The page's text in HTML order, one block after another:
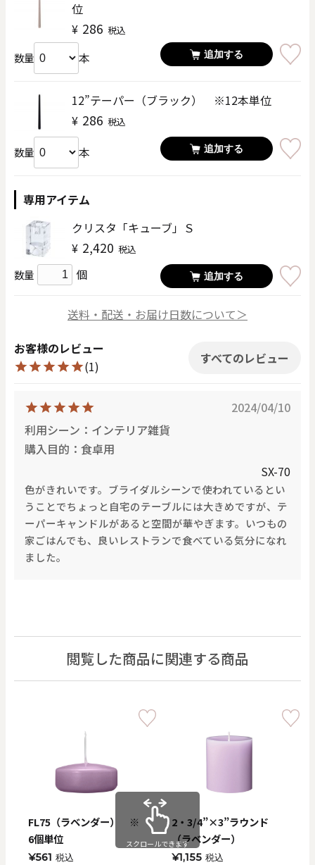
位
¥ 286 税込
数量 本 追加する
12”テーパー（ブラック） ※12本単位
¥ 286 税込
数量 本 追加する
専用アイテム
クリスタ「キューブ」Ｓ
¥ 2,420 税込
数量 個 追加する
送料・配送・お届け日数について＞
お客様のレビュー
(1)
すべてのレビュー
2024/04/10
利用シーン：インテリア雑貨
購入目的：食卓用
SX-70
色がきれいです。ブライダルシーンで使われているとい
うことでちょっと自宅のテーブルには大きめですが、テ
ーパーキャンドルがあると空間が華やぎます。いつもの
家ごはんでも、良いレストランで食べている気分になれ
ました。
閲覧した商品に関連する商品
FL75（ラベンダー） ※
6個単位
¥561 税込
2・3/4”×3”ラウンド
（ラベンダー）
¥1,155 税込
スクロールできます